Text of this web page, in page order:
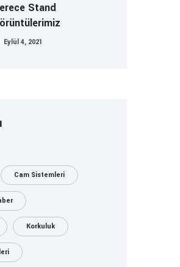
Stand
Eylül 4, 2021
Cam Sistemleri
Korkuluk